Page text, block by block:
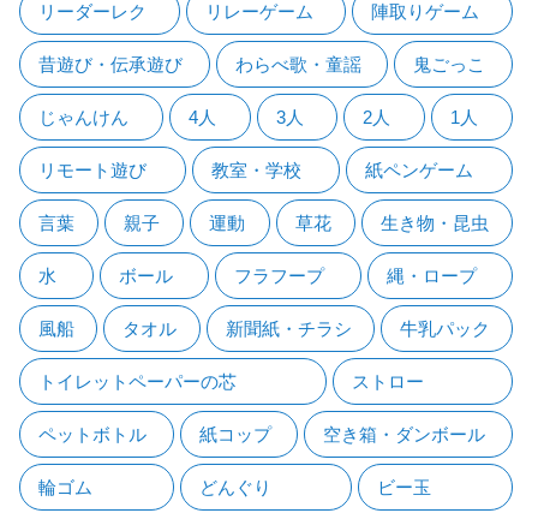
リーダーレク リレーゲーム 陣取りゲーム
昔遊び・伝承遊び わらべ歌・童謡 鬼ごっこ
じゃんけん 4人 3人 2人 1人
リモート遊び 教室・学校 紙ペンゲーム
言葉 親子 運動 草花 生き物・昆虫
水 ボール フラフープ 縄・ロープ
風船 タオル 新聞紙・チラシ 牛乳パック
トイレットペーパーの芯 ストロー
ペットボトル 紙コップ 空き箱・ダンボール
輪ゴム どんぐり ビー玉